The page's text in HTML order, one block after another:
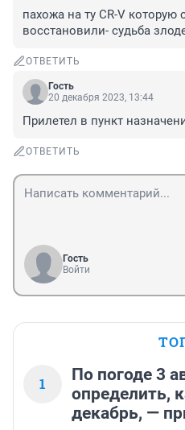
пахожа на ту CR-V
восстановили- судьба
ОТВЕТИТЬ
Гость
20 декабря 2023, 13:44
Прилетел в пункт
ОТВЕТИТЬ
Гость
Войти
1
По погоде 3
определить,
декабрь, —